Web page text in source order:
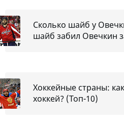
Сколько шайб у
шайб забил Овечкин
Хоккейные страны:
хоккей? (Топ-10)